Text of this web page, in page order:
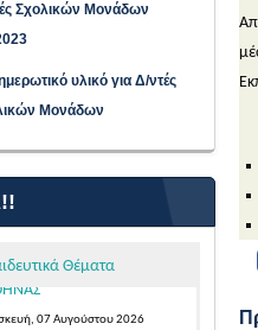
Σχολικών Μονάδων
υλικό για Δ/ντές
Μονάδων
Θέματα
ΔΙΔΑΚΤΙΚΟ ΕΤΟΣ 2026-
ΕΚΠΑΙΔΕΥΤΙΚΩΝ ΓΕΝΙΚΗΣ
ΑΓΩΓΗΣ
ΑΠΟ ΑΛΛΑ
Π.Υ.Σ.Π.Ε. Β΄ Αθήνας,...